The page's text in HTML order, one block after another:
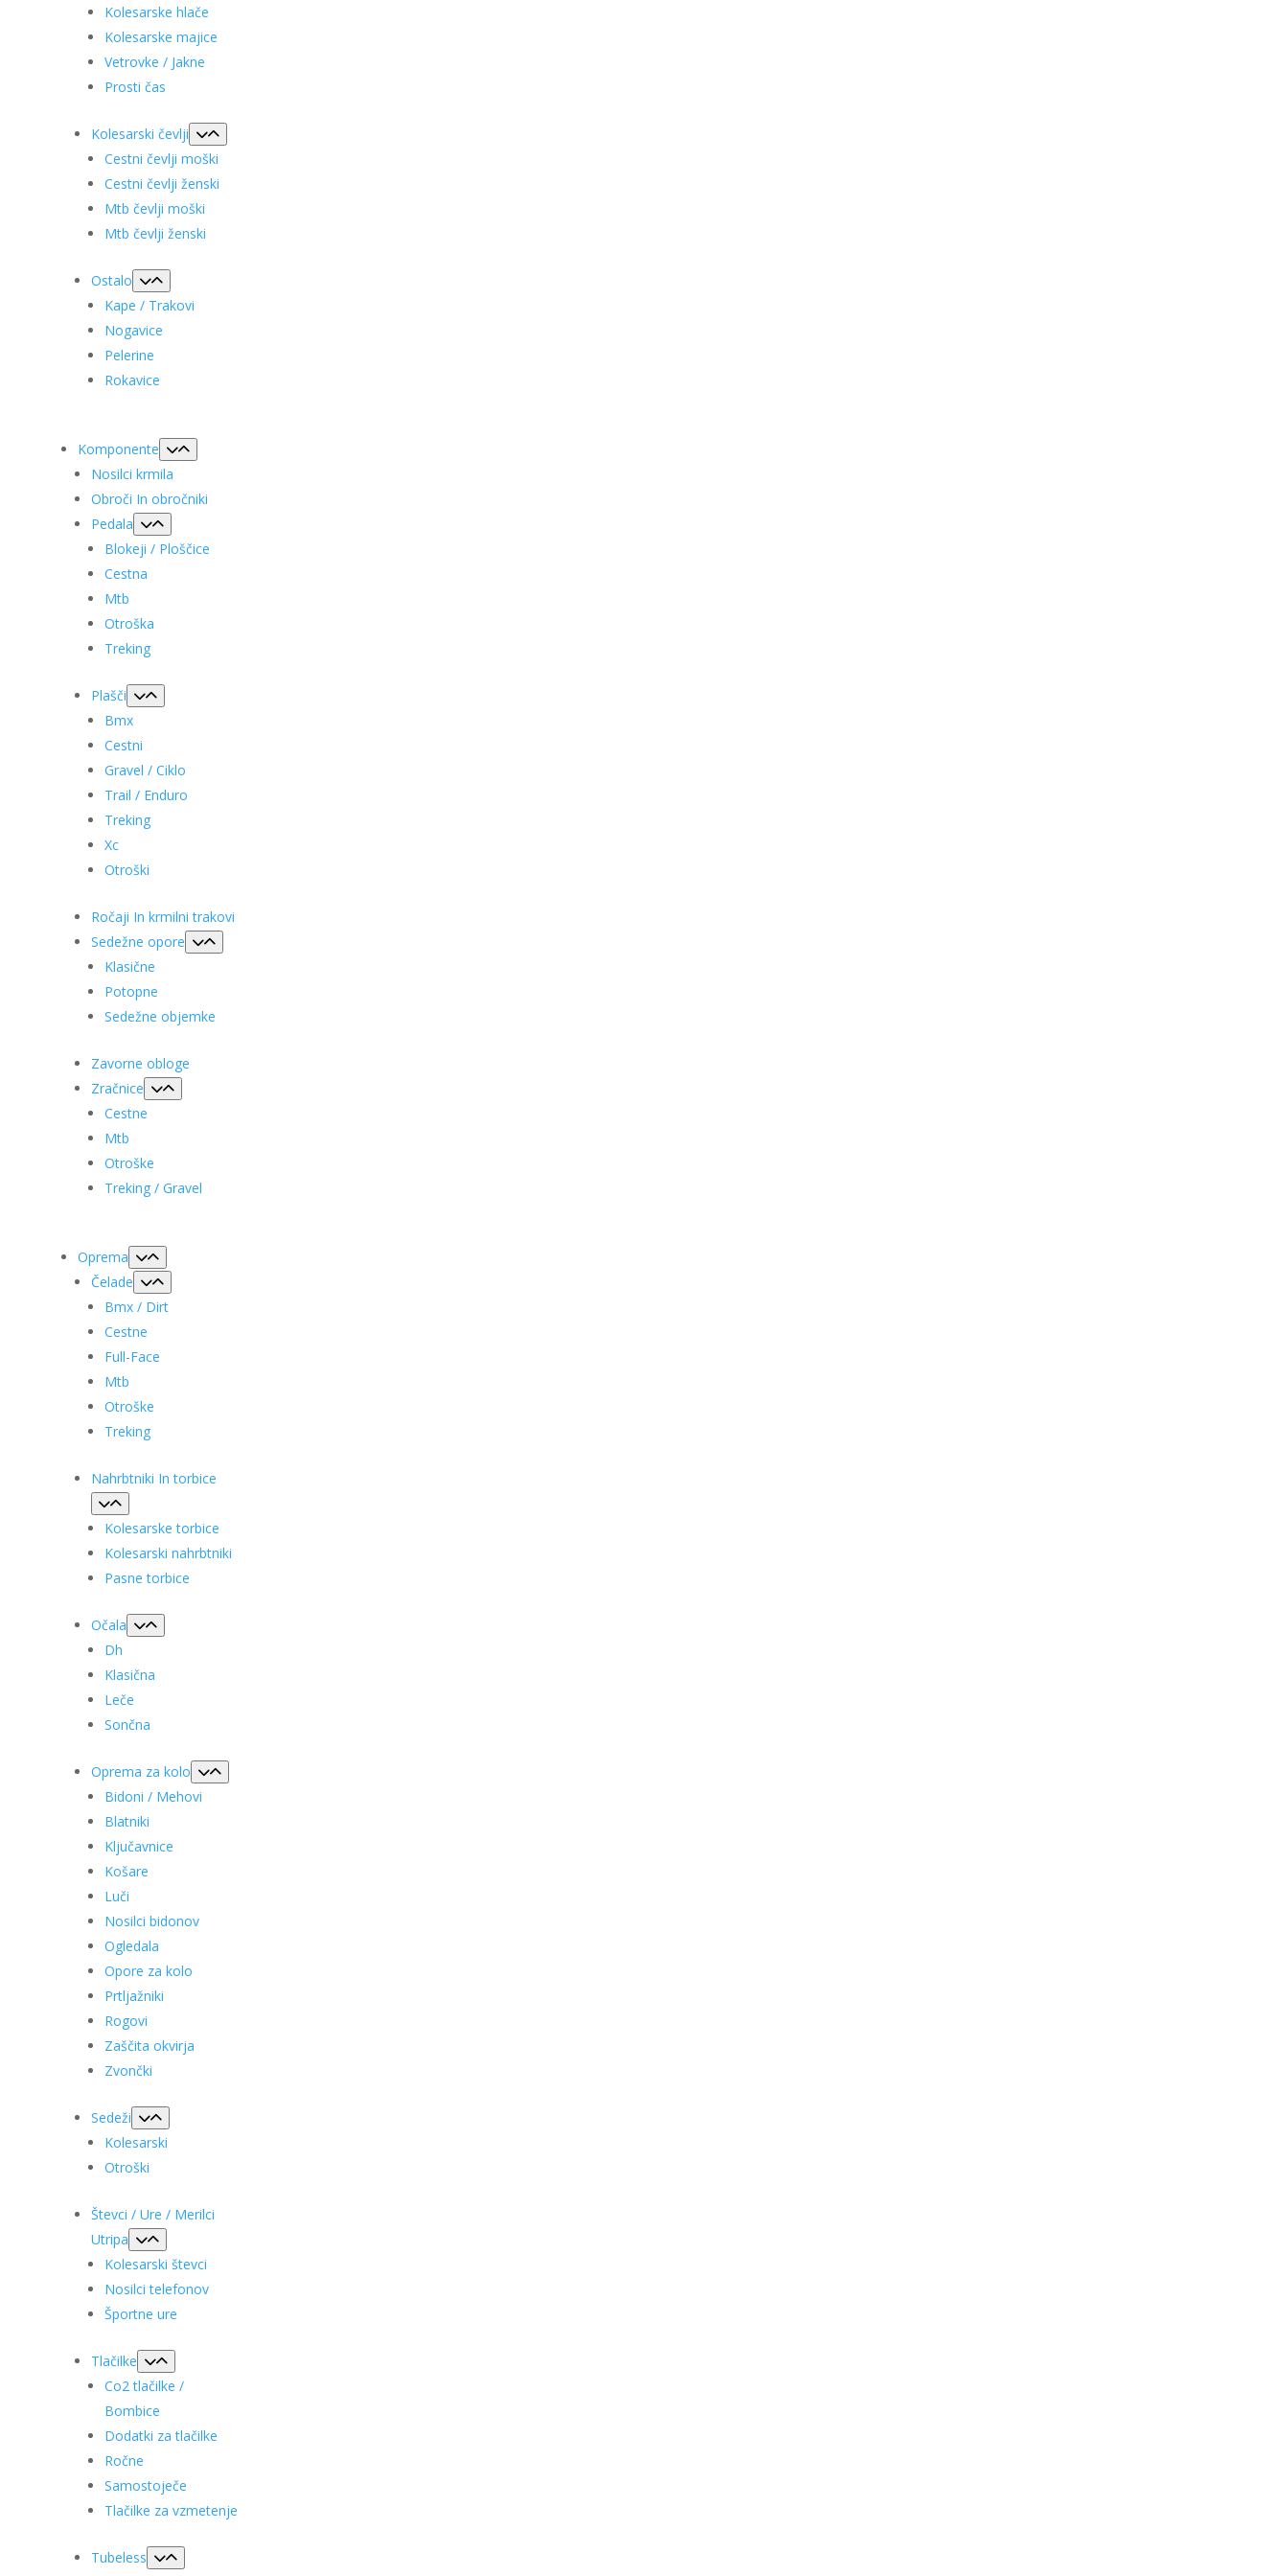
Kolesarske hlače
Kolesarske majice
Vetrovke / Jakne
Prosti čas
Kolesarski čevlji
Cestni čevlji moški
Cestni čevlji ženski
Mtb čevlji moški
Mtb čevlji ženski
Ostalo
Kape / Trakovi
Nogavice
Pelerine
Rokavice
Komponente
Nosilci krmila
Obroči In obročniki
Pedala
Blokeji / Ploščice
Cestna
Mtb
Otroška
Treking
Plašči
Bmx
Cestni
Gravel / Ciklo
Trail / Enduro
Treking
Xc
Otroški
Ročaji In krmilni trakovi
Sedežne opore
Klasične
Potopne
Sedežne objemke
Zavorne obloge
Zračnice
Cestne
Mtb
Otroške
Treking / Gravel
Oprema
Čelade
Bmx / Dirt
Cestne
Full-Face
Mtb
Otroške
Treking
Nahrbtniki In torbice
Kolesarske torbice
Kolesarski nahrbtniki
Pasne torbice
Očala
Dh
Klasična
Leče
Sončna
Oprema za kolo
Bidoni / Mehovi
Blatniki
Ključavnice
Košare
Luči
Nosilci bidonov
Ogledala
Opore za kolo
Prtljažniki
Rogovi
Zaščita okvirja
Zvončki
Sedeži
Kolesarski
Otroški
Števci / Ure / Merilci
Utripa
Kolesarski števci
Nosilci telefonov
Športne ure
Tlačilke
Co2 tlačilke /
Bombice
Dodatki za tlačilke
Ročne
Samostoječe
Tlačilke za vzmetenje
Tubeless